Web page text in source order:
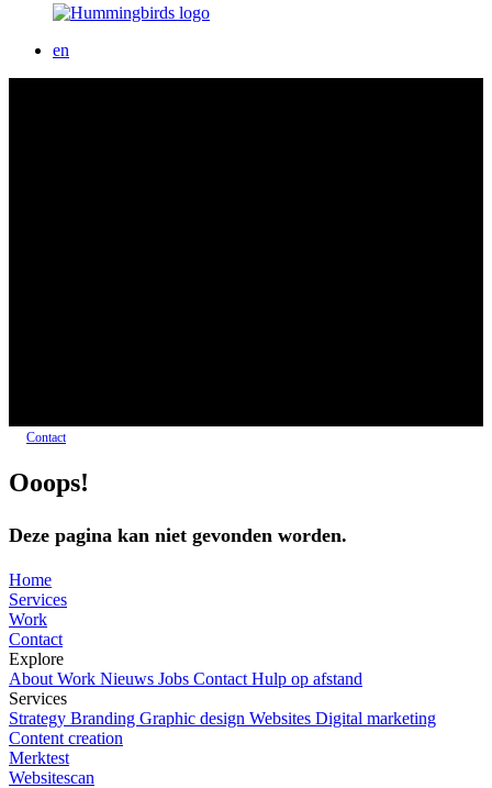
en
Contact
Ooops!
Deze pagina kan niet gevonden worden.
Home
Services
Work
Contact
Explore
About Work Nieuws Jobs Contact Hulp op afstand
Services
Strategy Branding Graphic design Websites Digital marketing
Content creation
Merktest
Websitescan